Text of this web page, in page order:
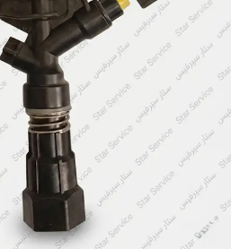
110,00 EGP.
متحرك
لرى
النباتات
جميع
الاتجهات